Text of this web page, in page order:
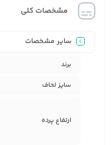
مشخصات کلی
سایر مشخصات
برند
سایز لحاف
ارتفاع پرده